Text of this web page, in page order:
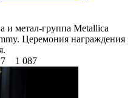
и метал-группа Metallica
Церемония награждения
1 087